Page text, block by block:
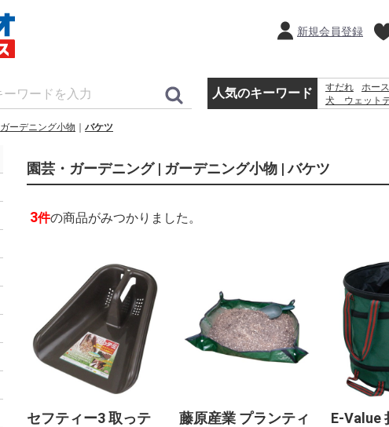
新規会員登録
人気のキーワード すだれ ホース
犬 ウェット
ガーデニング小物 バケツ
園芸・ガーデニング | ガーデニング小物 | バケツ
3件の商品がみつかりました。
セフティー3 取っテ
藤原産業 プランティ
E-Value